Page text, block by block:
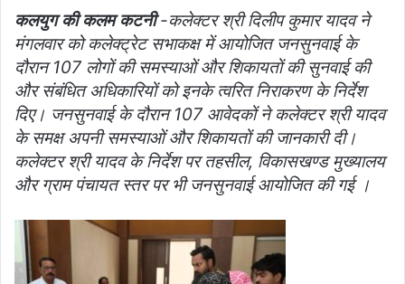
कलयुग की कलम कटनी-कलेक्टर श्री दिलीप कुमार यादव ने
मंगलवार को कलेक्ट्रेट सभाकक्ष में आयोजित जनसुनवाई के
दौरान 107 लोगों की समस्याओं और शिकायतों की सुनवाई की
और संबंधित अधिकारियों को इनके त्वरित निराकरण के निर्देश
दिए। जनसुनवाई के दौरान 107 आवेदकों ने कलेक्टर श्री यादव
के समक्ष अपनी समस्याओं और शिकायतों की जानकारी दी।
कलेक्टर श्री यादव के निर्देश पर तहसील, विकासखण्ड मुख्यालय
और ग्राम पंचायत स्तर पर भी जनसुनवाई आयोजित की गई ।